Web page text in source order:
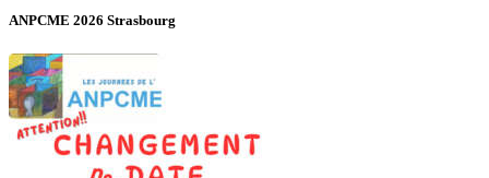
ANPCME 2026 Strasbourg